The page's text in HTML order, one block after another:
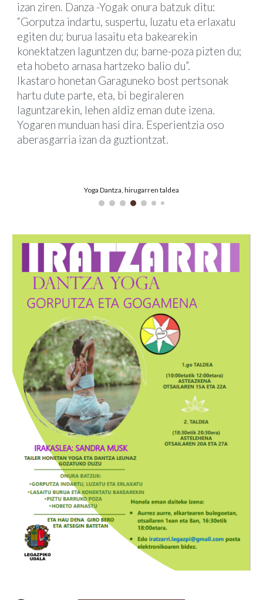
izan ziren. Danza -Yogak onura batzuk ditu:
“Gorputza indartu, suspertu, luzatu eta erlaxatu
egiten du; burua lasaitu eta bakearekin
konektatzen laguntzen du; barne-poza pizten du;
eta hobeto arnasa hartzeko balio du”.
Ikastaro honetan Garaguneko bost pertsonak
hartu dute parte, eta, bi begiraleren
laguntzarekin, lehen aldiz eman dute izena.
Yogaren munduan hasi dira. Esperientzia oso
aberasgarria izan da guztiontzat.
Yoga Dantza, hirugarren taldea